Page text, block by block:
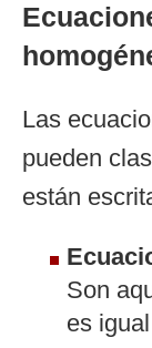
Las
pueden
están
Son
es